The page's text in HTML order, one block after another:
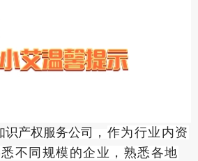
产权服务公司 ， 作为行业内资
不同规模的企业，熟悉各地